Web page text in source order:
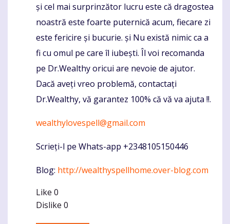
și cel mai surprinzător lucru este că dragostea
noastră este foarte puternică acum, fiecare zi
este fericire și bucurie. și Nu există nimic ca a
fi cu omul pe care îl iubești. Îl voi recomanda
pe Dr.Wealthy oricui are nevoie de ajutor.
Dacă aveți vreo problemă, contactați
Dr.Wealthy, vă garantez 100% că vă va ajuta !!.
wealthylovespell@gmail.com
Scrieți-l pe Whats-app +2348105150446
Blog: http://wealthyspellhome.over-blog.com
Like 0
Dislike 0